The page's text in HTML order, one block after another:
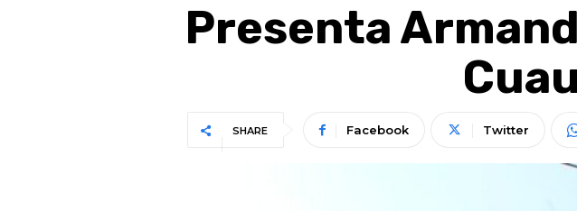
Presenta
SHARE Facebook Twitter